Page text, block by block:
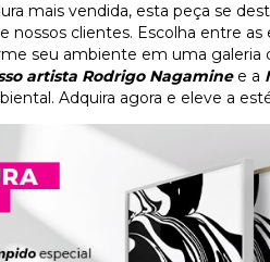
mais vendida, esta peça se
nossos clientes. Escolha entre as
seu ambiente em uma
artista Rodrigo Nagaminee a
Adquira agora e eleve a